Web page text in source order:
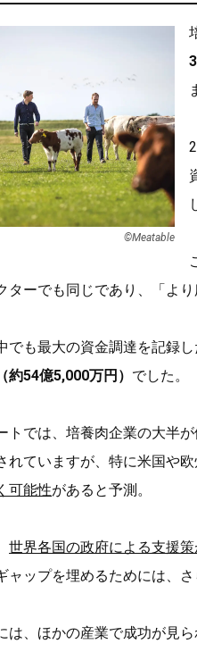
©︎Meatable
ターでも同じであり、「よ
でも最大の資金調達を記録
約54億5,000万円） でした。
トでは、培養肉企業の大半
れていますが、特に米国や
可能性があると予測。
世界各国の政府による支援
ャップを埋めるためには、
は、ほかの産業で成功が見